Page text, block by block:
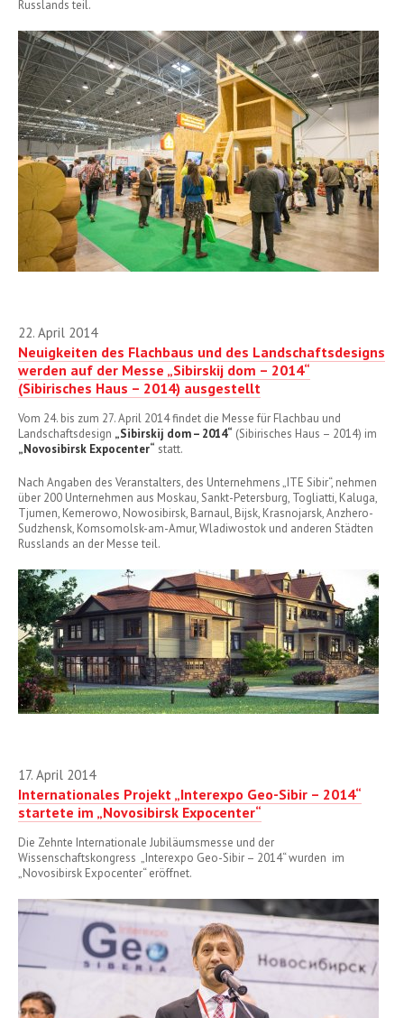
Russlands teil.
22. April 2014
Neuigkeiten des Flachbaus und des Landschaftsdesigns
werden auf der Messe „Sibirskij dom – 2014“
(Sibirisches Haus – 2014) ausgestellt
Vom 24. bis zum 27. April 2014 findet die Messe für Flachbau und
Landschaftsdesign „Sibirskij dom – 2014“ (Sibirisches Haus – 2014) im
„Novosibirsk Expocenter“ statt.
Nach Angaben des Veranstalters, des Unternehmens „ITE Sibir“, nehmen
über 200 Unternehmen aus Moskau, Sankt-Petersburg, Togliatti, Kaluga,
Tjumen, Kemerowo, Nowosibirsk, Barnaul, Bijsk, Krasnojarsk, Anzhero-
Sudzhensk, Komsomolsk-am-Amur, Wladiwostok und anderen Städten
Russlands an der Messe teil.
17. April 2014
Internationales Projekt „Interexpo Geo-Sibir – 2014“
startete im „Novosibirsk Expocenter“
Die Zehnte Internationale Jubiläumsmesse und der
Wissenschaftskongress „Interexpo Geo-Sibir – 2014“ wurden im
„Novosibirsk Expocenter“ eröffnet.